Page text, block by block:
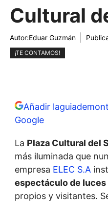
Cultural
Autor:Eduar Guzmán
¡TE CONTAMOS!
Añadir
Google
La Plaza Cultural del
más iluminada que
empresa ELEC S.A
espectáculo de luces
propios y visitantes.